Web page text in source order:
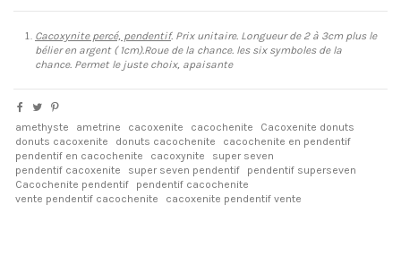
Cacoxynite percé, pendentif. Prix unitaire. Longueur de 2 à 3cm plus le
bélier en argent ( 1cm).Roue de la chance. les six symboles de la
chance. Permet le juste choix, apaisante
amethyste ametrine cacoxenite cacochenite
Cacoxenite donuts
donuts cacoxenite
donuts cacochenite
cacochenite en pendentif
pendentif en cacochenite
cacoxynite
super seven
pendentif cacoxenite
super seven pendentif
pendentif superseven
Cacochenite pendentif
pendentif cacochenite
vente pendentif cacochenite
cacoxenite pendentif vente